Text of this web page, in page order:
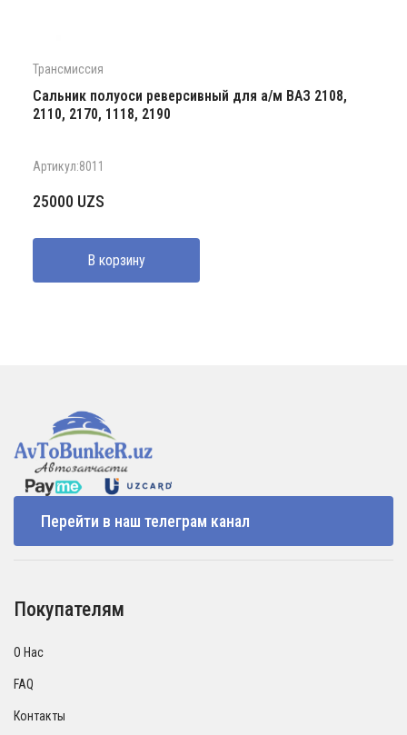
Трансмиссия
Сальник полуоси реверсивный для а/м ВАЗ 2108,
2110, 2170, 1118, 2190
Артикул:8011
25000 UZS
В корзину
Перейти в наш телеграм канал
Покупателям
О Нас
FAQ
Контакты